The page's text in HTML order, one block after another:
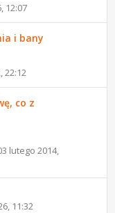
12:07
i bany
22:12
co z
lutego 2014,
11:32